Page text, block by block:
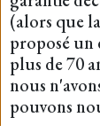
(alors que
proposé un
plus de 70
nous
pouvons